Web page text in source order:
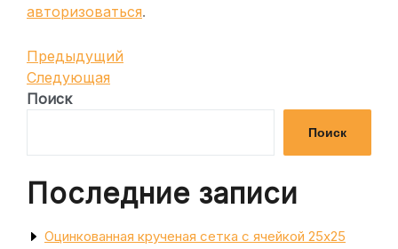
авторизоваться.
Навигация
по
записям
Предыдущая
запись
Предыдущий
Следующая
запись
Следующая
Поиск
Поиск
Последние записи
Оцинкованная крученая сетка с ячейкой 25х25